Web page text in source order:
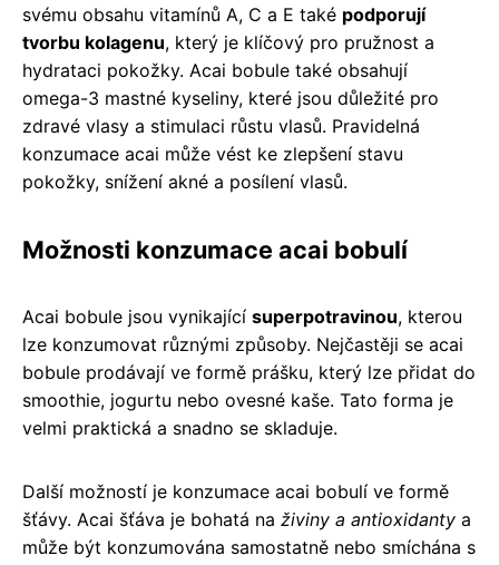
svému obsahu vitamínů A, C a E také podporují
tvorbu kolagenu, který je klíčový pro pružnost a
hydrataci pokožky. Acai bobule také obsahují
omega-3 mastné kyseliny, které jsou důležité pro
zdravé vlasy a stimulaci růstu vlasů. Pravidelná
konzumace acai může vést ke zlepšení stavu
pokožky, snížení akné a posílení vlasů.
Možnosti konzumace acai bobulí
Acai bobule jsou vynikající superpotravinou, kterou
lze konzumovat různými způsoby. Nejčastěji se acai
bobule prodávají ve formě prášku, který lze přidat do
smoothie, jogurtu nebo ovesné kaše. Tato forma je
velmi praktická a snadno se skladuje.
Další možností je konzumace acai bobulí ve formě
šťávy. Acai šťáva je bohatá na živiny a antioxidanty a
může být konzumována samostatně nebo smíchána s